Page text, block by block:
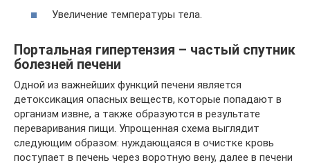
Увеличение температуры тела.
Портальная гипертензия – частый спутник
болезней печени
Одной из важнейших функций печени является
детоксикация опасных веществ, которые попадают в
организм извне, а также образуются в результате
переваривания пищи. Упрощенная схема выглядит
следующим образом: нуждающаяся в очистке кровь
поступает в печень через воротную вену, далее в печени